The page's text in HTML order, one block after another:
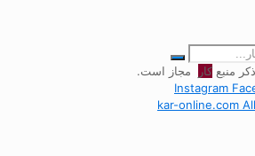
منبعکار
مجاز است.
Instagram